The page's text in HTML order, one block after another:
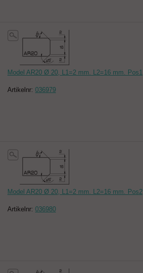
Model AR20 Ø 20, L1=2 mm. L2=16 mm. Pos1
Artikelnr: 036979
Model AR20 Ø 20, L1=2 mm. L2=16 mm. Pos2
Artikelnr: 036980